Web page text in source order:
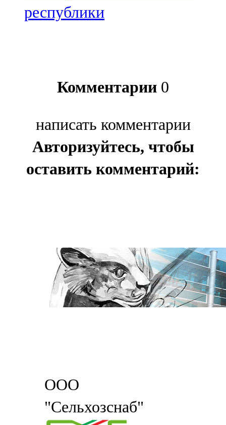
республики
Комментарии 0
написать комментарии
Авторизуйтесь, чтобы
оставить комментарий:
ООО
"Сельхозснаб"